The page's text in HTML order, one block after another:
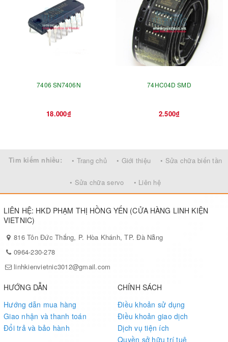
7406 SN7406N
18.000₫
74HC04D SMD
2.500₫
Tìm kiếm nhiều: • Trang chủ • Giới thiệu • Sửa chữa biến tần
• Sửa chữa servo • Liên hệ
LIÊN HỆ: HKD PHẠM THỊ HỒNG YẾN (CỬA HÀNG LINH KIỆN
VIETNIC)
816 Tôn Đức Thắng, P. Hòa Khánh, TP. Đà Nẵng
0964-230-278
linhkienvietnic3012@gmail.com
HƯỚNG DẪN
Hướng dẫn mua hàng
Giao nhận và thanh toán
Đổi trả và bảo hành
CHÍNH SÁCH
Điều khoản sử dụng
Điều khoản giao dịch
Dịch vụ tiện ích
Quyền sở hữu trí tuệ